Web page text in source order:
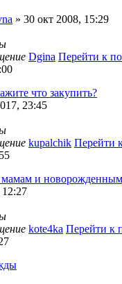
» 30 окт 2008, 15:29
Dgina Перейти к
что закупить?
23:45
kupalchik Перейти
и новорожденным
kote4ka Перейти к